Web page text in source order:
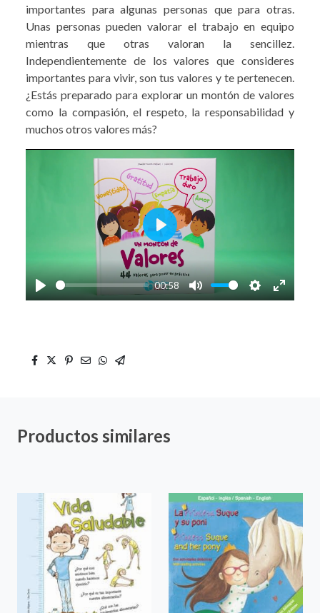
importantes para algunas personas que para otras.
Unas personas pueden valorar el trabajo en equipo
mientras que otras valoran la sencillez.
Independientemente de los valores que consideres
importantes para vivir, son tus valores y te pertenecen.
¿Estás preparado para explorar un montón de valores
como la compasión, el respeto, la responsabilidad y
muchos otros valores más?
Play
00:58
Mute Settings
Enter
Play
Productos similares